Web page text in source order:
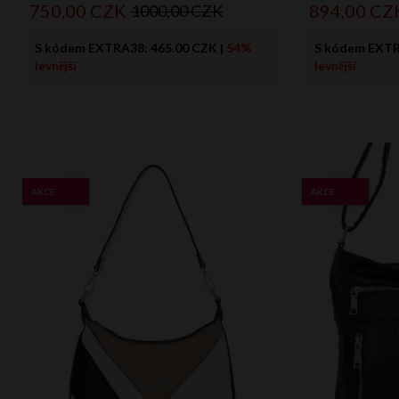
750, 00 CZK 1000,00 CZK
S kódem EXTRA38: 465.00 CZK | 54%
levnější
894, 00
S kódem
levnější
AKCE AKCE